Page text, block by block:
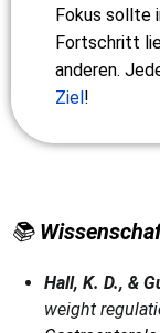
Fokus sollte
Fortschritt
anderen.
Ziel!
📚
Hall, K. D., &
weight